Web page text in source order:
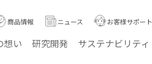
想い 研究開発 サステナビリティ
商品情報 ニュース お客様サポート